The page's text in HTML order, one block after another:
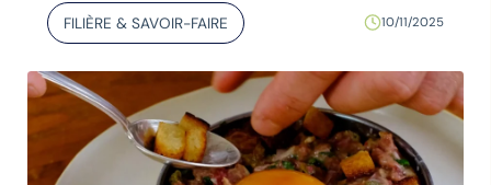
FILIÈRE & SAVOIR-FAIRE 10/11/2025